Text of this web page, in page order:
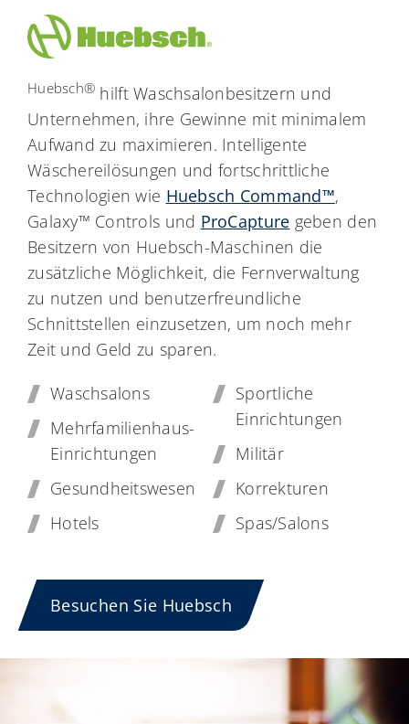
Huebsch® hilft Waschsalonbesitzern und
Unternehmen, ihre Gewinne mit minimalem
Aufwand zu maximieren. Intelligente
Wäschereilösungen und fortschrittliche
Technologien wie Huebsch Command™,
Galaxy™ Controls und ProCapture geben den
Besitzern von Huebsch-Maschinen die
zusätzliche Möglichkeit, die Fernverwaltung
zu nutzen und benutzerfreundliche
Schnittstellen einzusetzen, um noch mehr
Zeit und Geld zu sparen.
Waschsalons
Mehrfamilienhaus-
Einrichtungen
Gesundheitswesen
Hotels
Sportliche
Einrichtungen
Militär
Korrekturen
Spas/Salons
Besuchen Sie Huebsch